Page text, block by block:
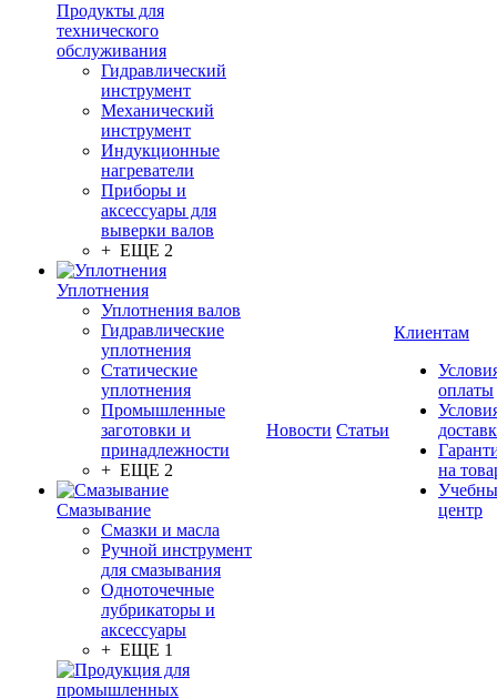
Продукты для
технического
обслуживания
Гидравлический
инструмент
Механический
инструмент
Индукционные
нагреватели
Приборы и
аксессуары для
выверки валов
+ ЕЩЕ 2
Уплотнения
Уплотнения валов
Гидравлические
уплотнения
Статические
уплотнения
Промышленные
заготовки и
принадлежности
+ ЕЩЕ 2
Смазывание
Смазки и масла
Ручной инструмент
для смазывания
Одноточечные
лубрикаторы и
аксессуары
+ ЕЩЕ 1
Новости Статьи
Клиентам
оплаты
на
центр